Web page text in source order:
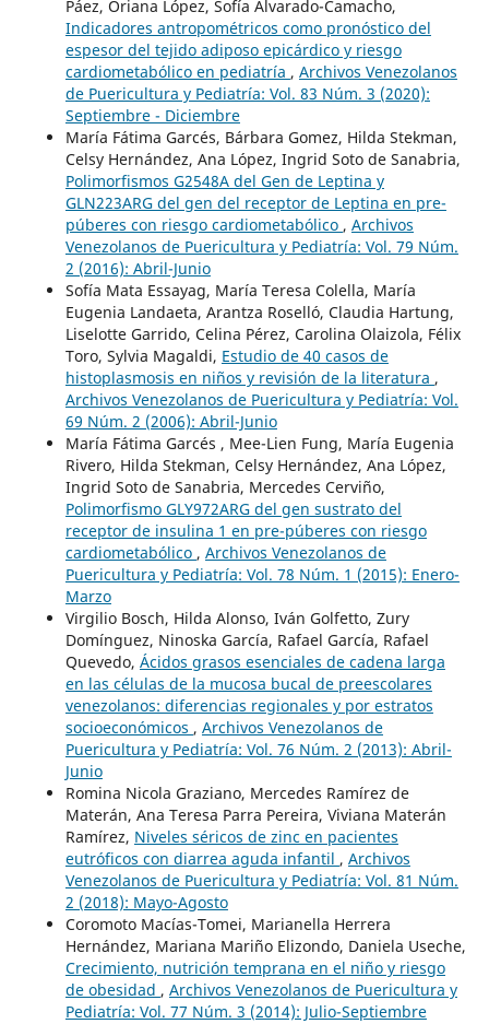
Páez, Oriana López, Sofía Alvarado-Camacho,
Indicadores antropométricos como pronóstico del
espesor del tejido adiposo epicárdico y riesgo
cardiometabólico en pediatría , Archivos Venezolanos
de Puericultura y Pediatría: Vol. 83 Núm. 3 (2020):
Septiembre - Diciembre
María Fátima Garcés, Bárbara Gomez, Hilda Stekman,
Celsy Hernández, Ana López, Ingrid Soto de Sanabria,
Polimorfismos G2548A del Gen de Leptina y
GLN223ARG del gen del receptor de Leptina en pre-
púberes con riesgo cardiometabólico , Archivos
Venezolanos de Puericultura y Pediatría: Vol. 79 Núm.
2 (2016): Abril-Junio
Sofía Mata Essayag, María Teresa Colella, María
Eugenia Landaeta, Arantza Roselló, Claudia Hartung,
Liselotte Garrido, Celina Pérez, Carolina Olaizola, Félix
Toro, Sylvia Magaldi, Estudio de 40 casos de
histoplasmosis en niños y revisión de la literatura ,
Archivos Venezolanos de Puericultura y Pediatría: Vol.
69 Núm. 2 (2006): Abril-Junio
María Fátima Garcés , Mee-Lien Fung, María Eugenia
Rivero, Hilda Stekman, Celsy Hernández, Ana López,
Ingrid Soto de Sanabria, Mercedes Cerviño,
Polimorfismo GLY972ARG del gen sustrato del
receptor de insulina 1 en pre-púberes con riesgo
cardiometabólico , Archivos Venezolanos de
Puericultura y Pediatría: Vol. 78 Núm. 1 (2015): Enero-
Marzo
Virgilio Bosch, Hilda Alonso, Iván Golfetto, Zury
Domínguez, Ninoska García, Rafael García, Rafael
Quevedo, Ácidos grasos esenciales de cadena larga
en las células de la mucosa bucal de preescolares
venezolanos: diferencias regionales y por estratos
socioeconómicos , Archivos Venezolanos de
Puericultura y Pediatría: Vol. 76 Núm. 2 (2013): Abril-
Junio
Romina Nicola Graziano, Mercedes Ramírez de
Materán, Ana Teresa Parra Pereira, Viviana Materán
Ramírez, Niveles séricos de zinc en pacientes
eutróficos con diarrea aguda infantil , Archivos
Venezolanos de Puericultura y Pediatría: Vol. 81 Núm.
2 (2018): Mayo-Agosto
Coromoto Macías-Tomei, Marianella Herrera
Hernández, Mariana Mariño Elizondo, Daniela Useche,
Crecimiento, nutrición temprana en el niño y riesgo
de obesidad , Archivos Venezolanos de Puericultura y
Pediatría: Vol. 77 Núm. 3 (2014): Julio-Septiembre